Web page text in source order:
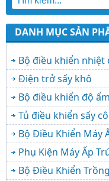
DANH MỤC SẢN
Bộ điều khiển nhiệt
Điện trở sấy khô
Bộ điều khiển độ
Tủ điều khiển sấy
Bộ Điều Khiển Máy
Phụ Kiện Máy Ấp
Bộ Điều Khiển